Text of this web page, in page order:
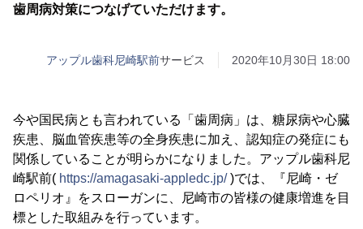
歯周病対策につなげていただけます。
アップル歯科尼崎駅前サービス 2020年10月30日 18:00
今や国民病とも言われている「歯周病」は、糖尿病や心臓
疾患、脳血管疾患等の全身疾患に加え、認知症の発症にも
関係していることが明らかになりました。アップル歯科尼
崎駅前( https://amagasaki-appledc.jp/)では、『尼崎・ゼ
ロペリオ』をスローガンに、尼崎市の皆様の健康増進を目
標とした取組みを行っています。